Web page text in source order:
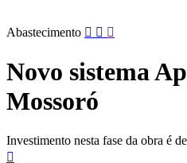
Pular
conteúdo
Abastecimento
Novo sistema
Mossoró
Investimento nesta fase da obra é